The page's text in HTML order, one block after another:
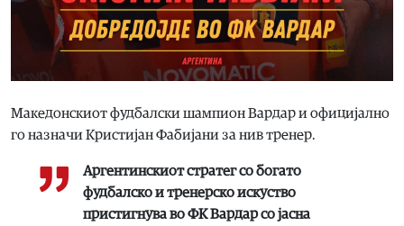
Македонскиот фудбалски шампион Вардар и официјално
го назначи Кристијан Фабијани за нив тренер.
Аргентинскиот стратег со богато
фудбалско и тренерско искуство
пристигнува во ФК Вардар со јасна